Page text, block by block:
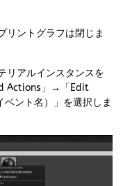
リントグラフは閉じま
リアルインスタンスを
Actions」→「Edit
ント名）」を選択しま